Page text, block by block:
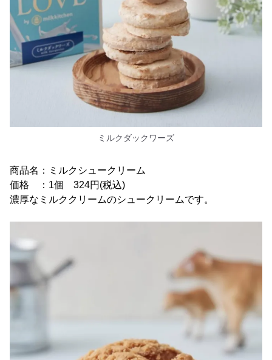
ミルクダックワーズ
商品名：ミルクシュークリーム
価格 ：1個 324円(税込)
濃厚なミルククリームのシュークリームです。